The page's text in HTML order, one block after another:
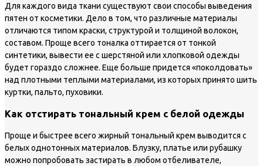
Для каждого вида ткани существуют свои способы выведения
пятен от косметики. Дело в том, что различные материалы
отличаются типом краски, структурой и толщиной волокон,
составом. Проще всего тоналка оттирается от тонкой
синтетики, вывести ее с шерстяной или хлопковой одежды
будет гораздо сложнее. Еще больше придется «поколдовать»
над плотными теплыми материалами, из которых принято шить
куртки, пальто, пуховики.
Как отстирать тональный крем с белой одежды
Проще и быстрее всего жирный тональный крем выводится с
белых однотонных материалов. Блузку, платье или рубашку
можно попробовать застирать в любом отбеливателе,